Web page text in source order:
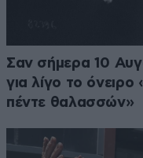
Σαν σήμερα 10
για λίγο το
πέντε θαλασσών»